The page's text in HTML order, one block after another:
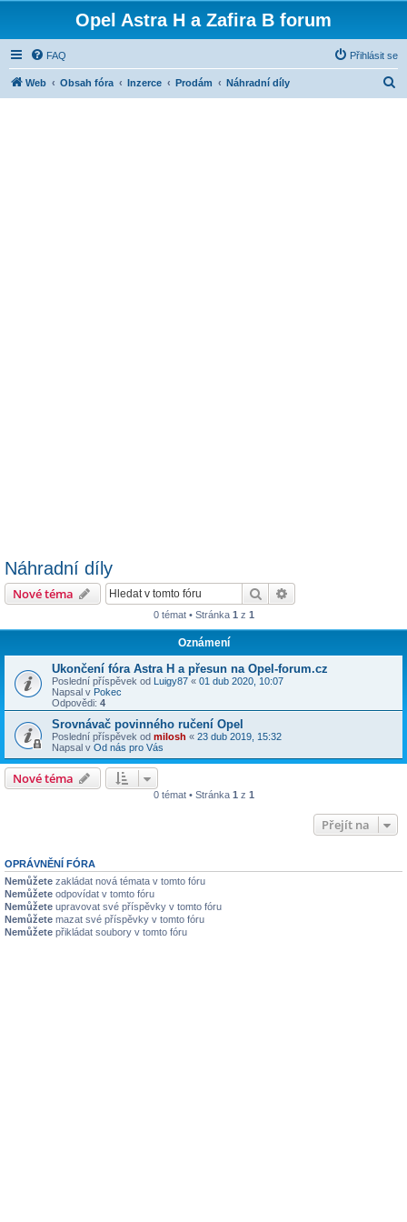
Opel Astra H a Zafira B forum
FAQ Přihlásit se
Web Obsah fóra Inzerce Prodám Náhradní díly
Náhradní díly
Nové téma Hledat
0 témat • Stránka 1 z 1
Oznámení
Ukončení fóra Astra H a přesun na Opel-forum.cz
Poslední příspěvek od Luigy87 « 01 dub 2020, 10:07
Napsal v Pokec
Odpovědi: 4
Srovnávač povinného ručení Opel
Poslední příspěvek od milosh « 23 dub 2019, 15:32
Napsal v Od nás pro Vás
Nové téma
0 témat • Stránka 1 z 1
Přejít na
OPRÁVNĚNÍ FÓRA
Nemůžete zakládat nová témata v tomto fóru
Nemůžete odpovídat v tomto fóru
Nemůžete upravovat své příspěvky v tomto fóru
Nemůžete mazat své příspěvky v tomto fóru
Nemůžete přikládat soubory v tomto fóru